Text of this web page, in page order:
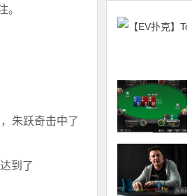
。
朱跃奇击中了
到了